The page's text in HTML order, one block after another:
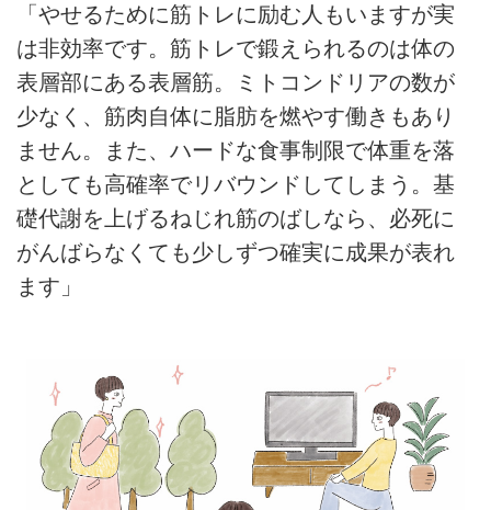
「やせるために筋トレに励む人もいますが実
は非効率です。筋トレで鍛えられるのは体の
表層部にある表層筋。ミトコンドリアの数が
少なく、筋肉自体に脂肪を燃やす働きもあり
ません。また、ハードな食事制限で体重を落
としても高確率でリバウンドしてしまう。基
礎代謝を上げるねじれ筋のばしなら、必死に
がんばらなくても少しずつ確実に成果が表れ
ます」